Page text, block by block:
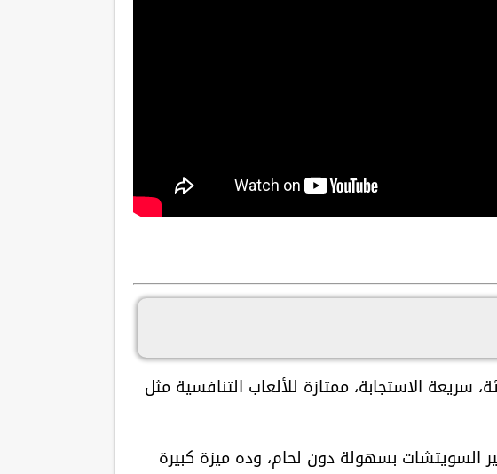
سريعة الاستجابة، ممتازة للألعاب التنافسية مثل
السويتشات بسهولة دون لحام، وده ميزة كبيرة